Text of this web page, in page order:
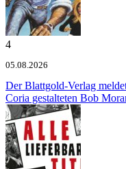
4
05.08.2026
Der Blattgold-Verlag
Coria gestalteten Bob